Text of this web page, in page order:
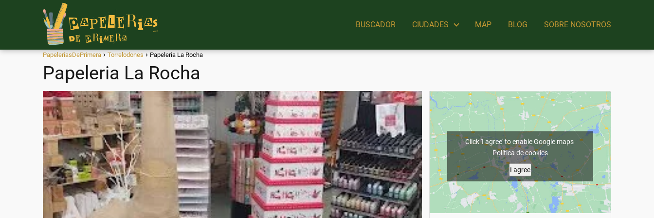
BUSCADOR CIUDADES MAP BLOG SOBRE NOSOTROS
PapeleriasDePrimera Torrelodones Papeleria La Rocha
Papeleria La Rocha
Click 'I agree' to enable Google maps
Política de cookies
I agree